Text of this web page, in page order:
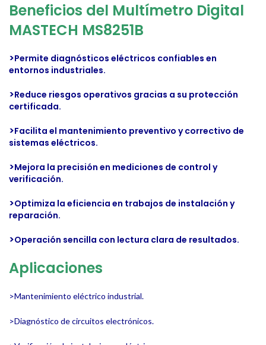
Beneficios del Multímetro Digital
MASTECH MS8251B
>Permite diagnósticos eléctricos confiables en
entornos industriales.
>Reduce riesgos operativos gracias a su protección
certificada.
>Facilita el mantenimiento preventivo y correctivo de
sistemas eléctricos.
>Mejora la precisión en mediciones de control y
verificación.
>Optimiza la eficiencia en trabajos de instalación y
reparación.
>Operación sencilla con lectura clara de resultados.
Aplicaciones
>Mantenimiento eléctrico industrial.
>Diagnóstico de circuitos electrónicos.